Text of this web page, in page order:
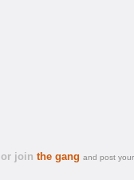
or join the gang and post